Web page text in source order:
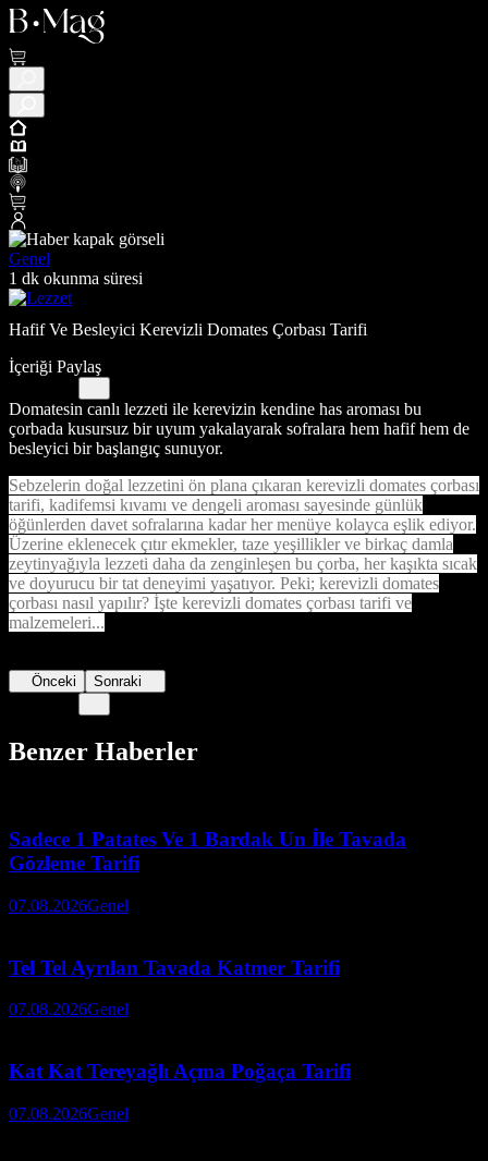
Genel
1 dk okunma süresi
Hafif Ve Besleyici Kerevizli Domates Çorbası Tarifi
İçeriği Paylaş
Domatesin canlı lezzeti ile kerevizin kendine has aroması bu
çorbada kusursuz bir uyum yakalayarak sofralara hem hafif hem de
besleyici bir başlangıç sunuyor.
Sebzelerin doğal lezzetini ön plana çıkaran kerevizli domates çorbası
tarifi, kadifemsi kıvamı ve dengeli aroması sayesinde günlük
öğünlerden davet sofralarına kadar her menüye kolayca eşlik ediyor.
Üzerine eklenecek çıtır ekmekler, taze yeşillikler ve birkaç damla
zeytinyağıyla lezzeti daha da zenginleşen bu çorba, her kaşıkta sıcak
ve doyurucu bir tat deneyimi yaşatıyor. Peki; kerevizli domates
çorbası nasıl yapılır? İşte kerevizli domates çorbası tarifi ve
malzemeleri...
Önceki Sonraki
Benzer Haberler
Sadece 1 Patates Ve 1 Bardak Un İle Tavada
Gözleme Tarifi
07.08.2026Genel
Tel Tel Ayrılan Tavada Katmer Tarifi
07.08.2026Genel
Kat Kat Tereyağlı Açma Poğaça Tarifi
07.08.2026Genel